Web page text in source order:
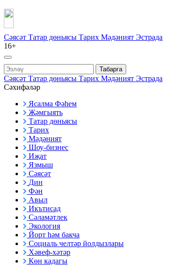
Сәясәт Татар дөньясы Тарих Мәдәният Эстрада
16+
Табарга
Сәясәт Татар дөньясы Тарих Мәдәният Эстрада
Сәхифәләр
Ясалма Фәһем
Җәмгыять
Татар дөньясы
Тарих
Мәдәният
Шоу-бизнес
Иҗат
Язмыш
Сәясәт
Дин
Фән
Авыл
Икътисад
Сәламәтлек
Экология
Йорт һәм бакча
Социаль челтәр йолдызлары
Хәвеф-хәтәр
Көн кадагы